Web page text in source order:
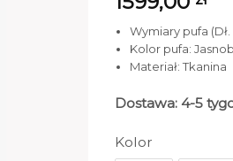
Wymiary pufa (Dł.
Kolor pufa:
Materiał: Tkanina
Dostawa: 4-5
Kolor